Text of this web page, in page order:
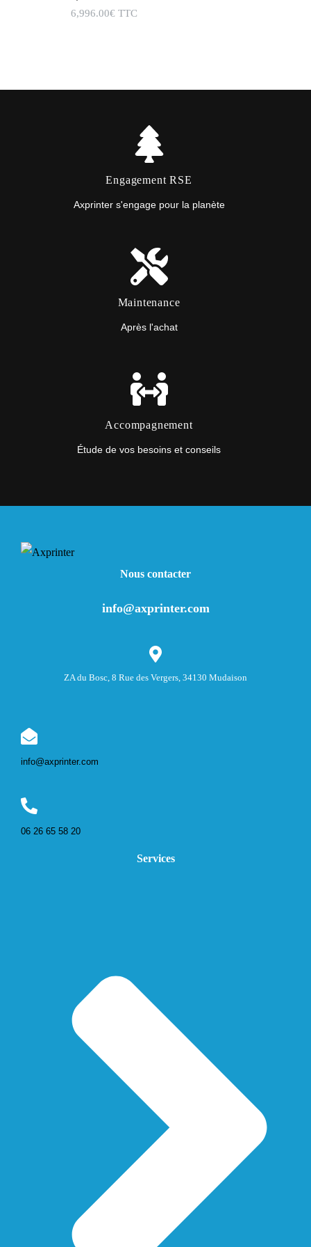
6,996.00€ TTC
Engagement RSE
Axprinter s'engage pour la planète
Maintenance
Après l'achat
Accompagnement
Étude de vos besoins et conseils
Nous contacter
info@axprinter.com
ZA du Bosc, 8 Rue des Vergers, 34130 Mudaison
info@axprinter.com
06 26 65 58 20
Services